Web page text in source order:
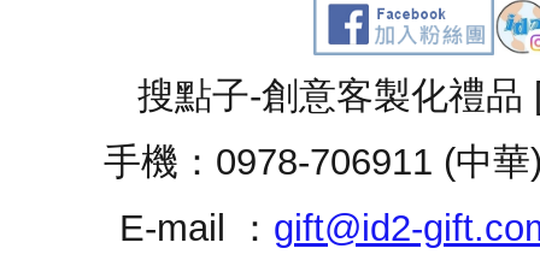
搜點子-創意客製化禮
手機：0978-706911 (中
E-mail ： gift@id2-